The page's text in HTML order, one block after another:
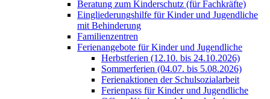
Beratung zum Kinderschutz (für Fachkräfte)
Eingliederungshilfe für Kinder und Jugendliche
mit Behinderung
Familienzentren
Ferienangebote für Kinder und Jugendliche
Herbstferien (12.10. bis 24.10.2026)
Sommerferien (04.07. bis 5.08.2026)
Ferienaktionen der Schulsozialarbeit
Ferienpass für Kinder und Jugendliche